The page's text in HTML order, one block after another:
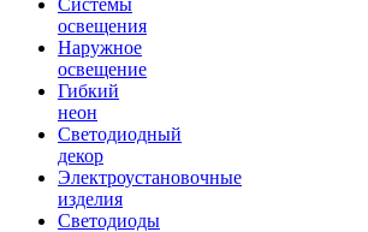
Системы
освещения
Наружное
освещение
Гибкий
неон
Светодиодный
декор
Электроустановочные
изделия
Светодиоды